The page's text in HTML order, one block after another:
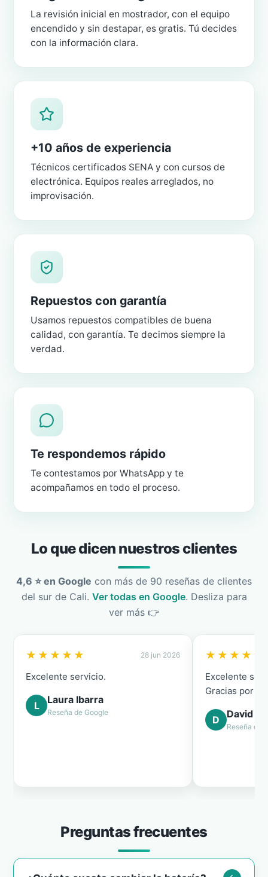
La revisión inicial en mostrador, con el equipo
encendido y sin destapar, es gratis. Tú decides
con la información clara.
+10 años de experiencia
Técnicos certificados SENA y con cursos de
electrónica. Equipos reales arreglados, no
improvisación.
Repuestos con garantía
Usamos repuestos compatibles de buena
calidad, con garantía. Te decimos siempre la
verdad.
Te respondemos rápido
Te contestamos por WhatsApp y te
acompañamos en todo el proceso.
Lo que dicen nuestros clientes
4,6 ⭐ en Google con más de 90 reseñas de clientes
del sur de Cali. Ver todas en Google. Desliza para
ver más 👉
★★★★★ 28 jun 2026
Excelente servicio.
L Laura Ibarra
Reseña de Google
★★★★★
Excelente
Gracias por el
D David
Reseña de
Preguntas frecuentes